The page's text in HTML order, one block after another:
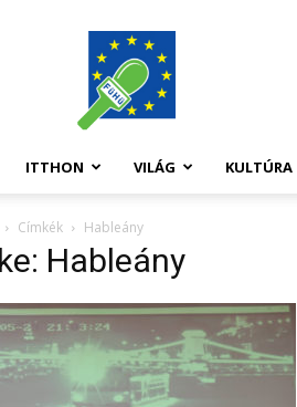
FüHü
ITTHON VILÁG KULTÚRA
Címkék Hableány
Hableány